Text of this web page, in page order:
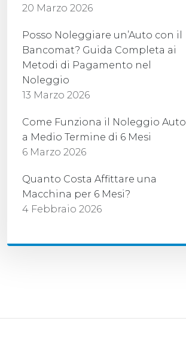
20 Marzo 2026
Posso Noleggiare un’Auto con il
Bancomat? Guida Completa ai
Metodi di Pagamento nel
Noleggio
13 Marzo 2026
Come Funziona il Noleggio Auto
a Medio Termine di 6 Mesi
6 Marzo 2026
Quanto Costa Affittare una
Macchina per 6 Mesi?
4 Febbraio 2026